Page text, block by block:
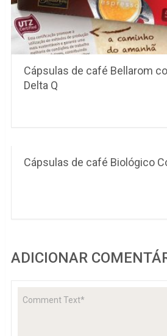
Cápsulas de café Bellarom
Delta Q
Cápsulas de café Biológico
ADICIONAR